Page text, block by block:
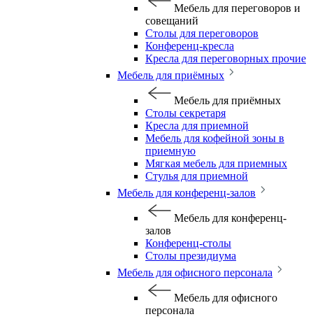
Мебель для переговоров и
совещаний
Столы для переговоров
Конференц-кресла
Кресла для переговорных прочие
Мебель для приёмных
Мебель для приёмных
Столы секретаря
Кресла для приемной
Мебель для кофейной зоны в
приемную
Мягкая мебель для приемных
Стулья для приемной
Мебель для конференц-залов
Мебель для конференц-
залов
Конференц-столы
Столы президиума
Мебель для офисного персонала
Мебель для офисного
персонала